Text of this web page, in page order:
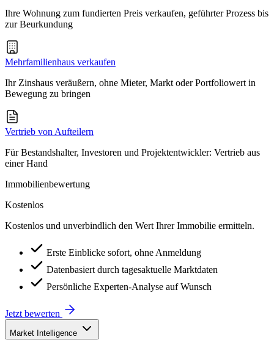
Ihre Wohnung zum fundierten Preis verkaufen, geführter Prozess bis
zur Beurkundung
Mehrfamilienhaus verkaufen
Ihr Zinshaus veräußern, ohne Mieter, Markt oder Portfoliowert in
Bewegung zu bringen
Vertrieb von Aufteilern
Für Bestandshalter, Investoren und Projektentwickler: Vertrieb aus
einer Hand
Immobilienbewertung
Kostenlos
Kostenlos und unverbindlich den Wert Ihrer Immobilie ermitteln.
Erste Einblicke sofort, ohne Anmeldung
Datenbasiert durch tagesaktuelle Marktdaten
Persönliche Experten-Analyse auf Wunsch
Jetzt bewerten
Market Intelligence